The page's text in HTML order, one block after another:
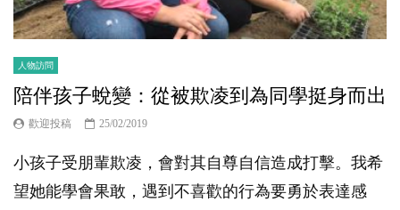
人物訪問
陪伴孩子蛻變：從被欺凌到為同學挺身而出
歡迎投稿 25/02/2019
小孩子受朋輩欺凌，會對其自尊自信造成打擊。我希
望她能學會果敢，遇到不喜歡的行為要勇於表達感